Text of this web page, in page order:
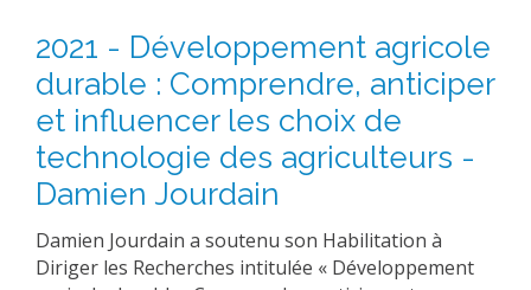
2021 - Développement agricole
durable : Comprendre, anticiper
et influencer les choix de
technologie des agriculteurs -
Damien Jourdain
Damien Jourdain a soutenu son Habilitation à
Diriger les Recherches intitulée « Développement